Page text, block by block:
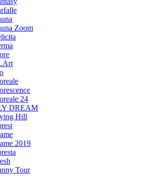
Zoom
24
DREAM
Hill
2019
Tour